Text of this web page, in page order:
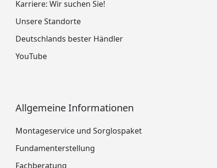
Karriere: Wir suchen Sie!
Unsere Standorte
Deutschlands bester Händler
YouTube
Allgemeine Informationen
Montageservice und Sorglospaket
Fundamenterstellung
Fachberatung